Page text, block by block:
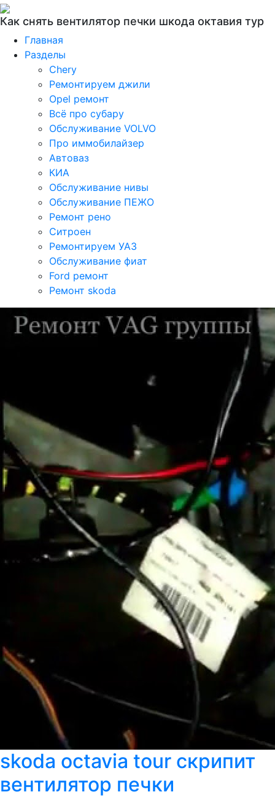
Как снять вентилятор печки шкода октавия тур
Главная
Разделы
Chery
Ремонтируем джили
Opel ремонт
Всё про субару
Обслуживание VOLVO
Про иммобилайзер
Автоваз
КИА
Обслуживание нивы
Обслуживание ПЕЖО
Ремонт рено
Ситроен
Ремонтируем УАЗ
Обслуживание фиат
Ford ремонт
Ремонт skoda
skoda octavia tour скрипит
вентилятор печки